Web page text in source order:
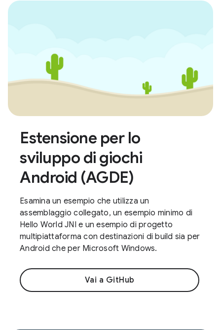
Estensione per lo
sviluppo di giochi
Android (AGDE)
Esamina un esempio che utilizza un
assemblaggio collegato, un esempio minimo di
Hello World JNI e un esempio di progetto
multipiattaforma con destinazioni di build sia per
Android che per Microsoft Windows.
Vai a GitHub